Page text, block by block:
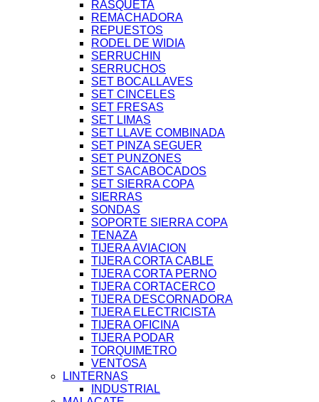
RASQUETA
REMACHADORA
REPUESTOS
RODEL DE WIDIA
SERRUCHIN
SERRUCHOS
SET BOCALLAVES
SET CINCELES
SET FRESAS
SET LIMAS
SET LLAVE COMBINADA
SET PINZA SEGUER
SET PUNZONES
SET SACABOCADOS
SET SIERRA COPA
SIERRAS
SONDAS
SOPORTE SIERRA COPA
TENAZA
TIJERA AVIACION
TIJERA CORTA CABLE
TIJERA CORTA PERNO
TIJERA CORTACERCO
TIJERA DESCORNADORA
TIJERA ELECTRICISTA
TIJERA OFICINA
TIJERA PODAR
TORQUIMETRO
VENTOSA
LINTERNAS
INDUSTRIAL